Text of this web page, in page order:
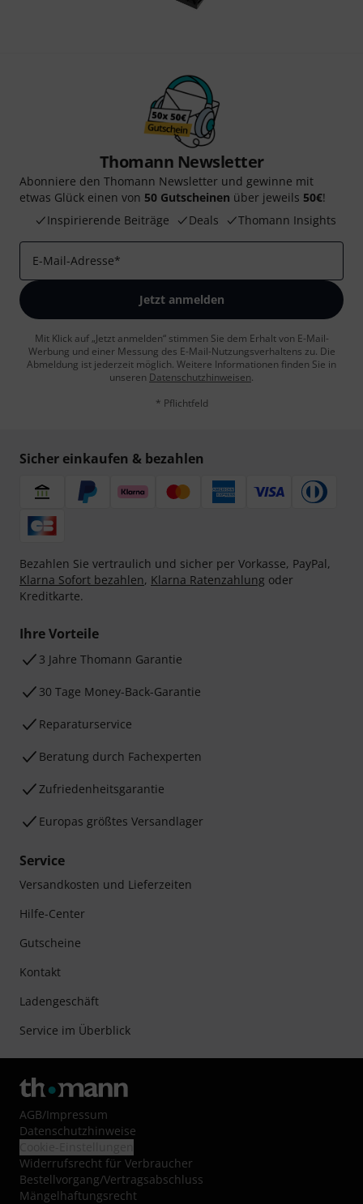
Thomann Newsletter
Abonniere den Thomann Newsletter und gewinne mit
etwas Glück einen von 50 Gutscheinen über jeweils 50€!
Inspirierende Beiträge
Deals Thomann Insights
E-Mail-Adresse*
Jetzt anmelden
Mit Klick auf „Jetzt anmelden“ stimmen Sie dem Erhalt von E-Mail-
Werbung und einer Messung des E-Mail-Nutzungsverhaltens zu. Die
Abmeldung ist jederzeit möglich. Weitere Informationen finden Sie in
unseren Datenschutzhinweisen.
* Pflichtfeld
Sicher einkaufen & bezahlen
Bezahlen Sie vertraulich und sicher per Vorkasse, PayPal,
Klarna Sofort bezahlen, Klarna Ratenzahlung oder
Kreditkarte.
Ihre Vorteile
3 Jahre Thomann Garantie
30 Tage Money-Back-Garantie
Reparaturservice
Beratung durch Fachexperten
Zufriedenheitsgarantie
Europas größtes Versandlager
Service
Versandkosten und Lieferzeiten
Hilfe-Center
Gutscheine
Kontakt
Ladengeschäft
Service im Überblick
AGB/Impressum
Datenschutzhinweise
Widerrufsrecht für Verbraucher
Bestellvorgang/Vertragsabschluss
Mängelhaftungsrecht